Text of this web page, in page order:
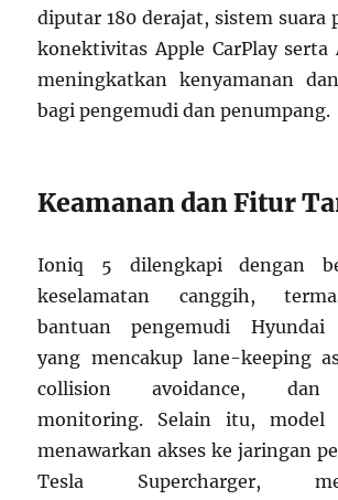
diputar 180 derajat, sistem suara
konektivitas Apple CarPlay serta
meningkatkan kenyamanan
bagi pengemudi dan penumpang.
Keamanan dan Fitur
Ioniq 5 dilengkapi dengan
keselamatan canggih,
bantuan pengemudi Hyundai
yang mencakup lane-keeping
collision avoidance, dan
monitoring. Selain itu, model
menawarkan akses ke jaringan
Tesla Supercharger,